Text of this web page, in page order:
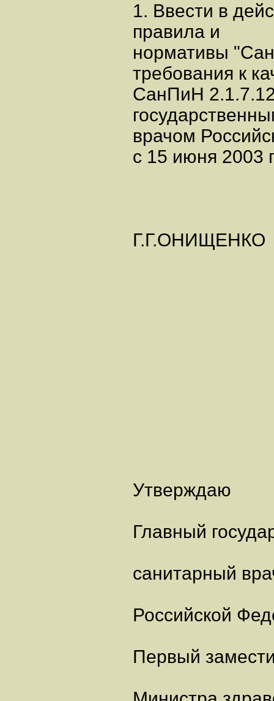
1. Ввести в
правила и
нормативы
требования к
СанПиН
врачом
с 15 июня 2003
Г.Г.ОНИЩЕНКО
Утверждаю
Главный
санитарный
Российской
Первый